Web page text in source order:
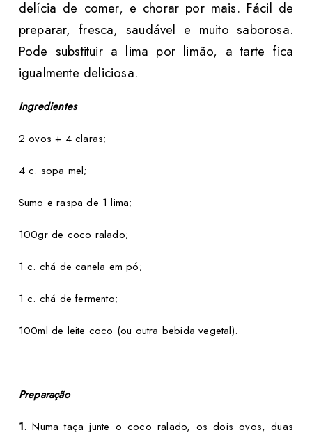
delícia de comer, e chorar por mais. Fácil de
preparar, fresca, saudável e muito saborosa.
Pode substituir a lima por limão, a tarte fica
igualmente deliciosa.
Ingredientes
2 ovos + 4 claras;
4 c. sopa mel;
Sumo e raspa de 1 lima;
100gr de coco ralado;
1 c. chá de canela em pó;
1 c. chá de fermento;
100ml de leite coco (ou outra bebida vegetal).
Preparação
1. Numa taça junte o coco ralado, os dois ovos, duas